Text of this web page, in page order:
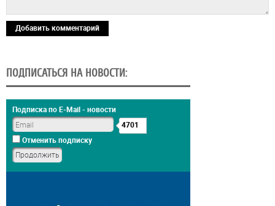
Добавить комментарий
ПОДПИСАТЬСЯ НА НОВОСТИ:
Подписка по E-Mail - новости
4701
Отменить подписку